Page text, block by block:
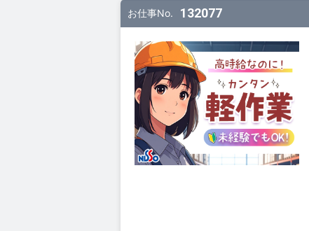
お仕事No. 132077